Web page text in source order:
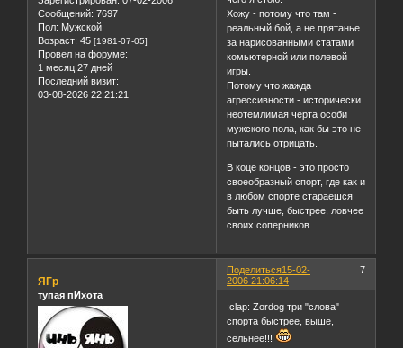
Сообщений: 7697
Пол: Мужской
Возраст: 45 [1981-07-05]
Провел на форуме:
1 месяц 27 дней
Последний визит:
03-08-2026 22:21:21
Хожу - потому что там -
реальный бой, а не прятанье
за нарисованными статами
комьютерной или полевой
игры.
Потому что жажда
агрессивности - исторически
неотемлимая черта особи
мужского пола, как бы это не
пытались отрицать.
В коце концов - это просто
своеобразный спорт, где как и
в любом спорте стараешся
быть лучше, быстрее, ловчее
своих соперников.
Поделиться 7
15-02-
2006 21:06:14
ЯГр
тупая пИхота
:clap: Zordog три "слова"
спорта быстрее, выше,
сельнее!!!